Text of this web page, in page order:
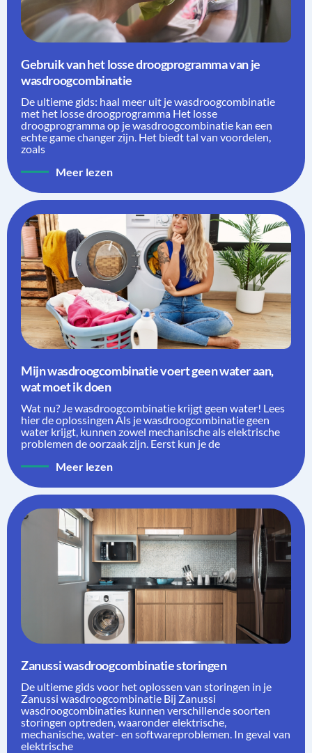
Gebruik van het losse droogprogramma van je
wasdroogcombinatie
De ultieme gids: haal meer uit je wasdroogcombinatie
met het losse droogprogramma Het losse
droogprogramma op je wasdroogcombinatie kan een
echte game changer zijn. Het biedt tal van voordelen,
zoals
Meer lezen
Mijn wasdroogcombinatie voert geen water aan,
wat moet ik doen
Wat nu? Je wasdroogcombinatie krijgt geen water! Lees
hier de oplossingen Als je wasdroogcombinatie geen
water krijgt, kunnen zowel mechanische als elektrische
problemen de oorzaak zijn. Eerst kun je de
Meer lezen
Zanussi wasdroogcombinatie storingen
De ultieme gids voor het oplossen van storingen in je
Zanussi wasdroogcombinatie Bij Zanussi
wasdroogcombinaties kunnen verschillende soorten
storingen optreden, waaronder elektrische,
mechanische, water- en softwareproblemen. In geval van
elektrische